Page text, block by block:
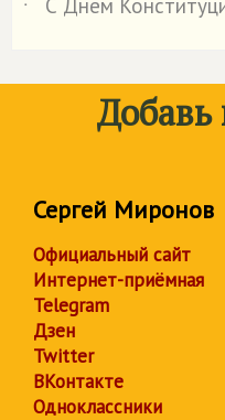
˙
С Днем
Добавь
Сергей Миронов
Официальный сайт
Интернет-приёмная
Telegram
Дзен
Twitter
ВКонтакте
Одноклассники